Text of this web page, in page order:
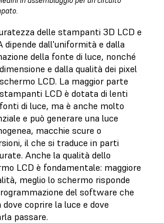
delle stampanti 3D LCD e
dipende dall'uniformità e dalla
della fonte di luce, nonché
e dalla qualità dei pixel
LCD. La maggior parte
LCD è dotata di lenti
di luce, ma è anche molto
e può generare una luce
macchie scure o
il che si traduce in parti
Anche la qualità dello
LCD è fondamentale: maggiore
meglio lo schermo risponde
del software che
dove coprire la luce e dove
passare.